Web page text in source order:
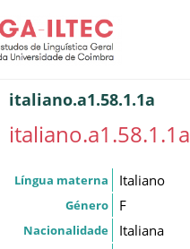
italiano.a1.58.1.1a
italiano.a1.58.1.1a
Língua materna Italiano
Género F
Nacionalidade Italiana